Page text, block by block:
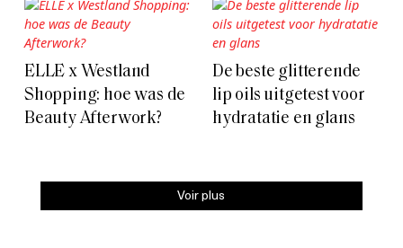
ELLE x Westland
Shopping: hoe was de
Beauty Afterwork?
De beste glitterende
lip oils uitgetest voor
hydratatie en glans
Voir plus